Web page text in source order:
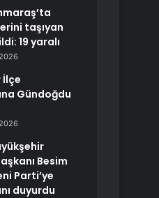
taşıyan
19 yaralı
İlçe
Gündoğdu
Besim
Parti’ye
duyurdu